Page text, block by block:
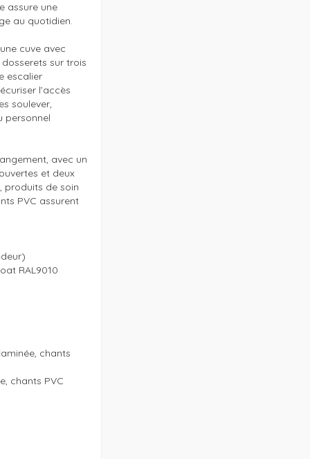
assure une
au quotidien.
cuve avec
sur trois
escalier
l’accès
soulever,
personnel
avec un
et deux
produits de soin
PVC assurent
RAL9010
chants
chants PVC